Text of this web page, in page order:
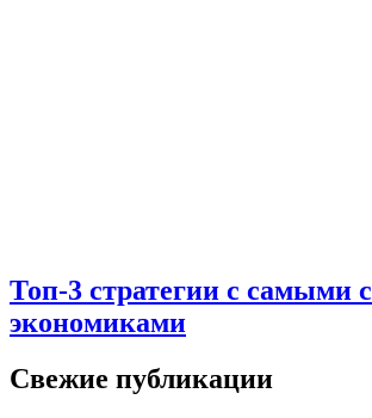
Топ-3 стратегии с самыми
экономиками
Свежие публикации